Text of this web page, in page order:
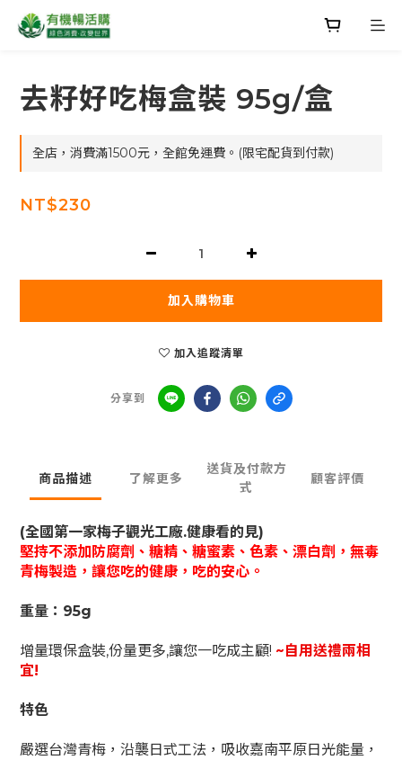
去籽好吃梅盒裝 95g/盒
全店，消費滿1500元，全館免運費。(限宅配貨到付款)
NT$230
加入購物車
加入追蹤清單
分享到
商品描述 了解更多
送貨及付款方
式
顧客評價
(全國第一家梅子觀光工廠.健康看的見)
堅持不添加防腐劑、糖精、糖蜜素、色素、漂白劑，無毒
青梅製造，讓您吃的健康，吃的安心。
重量：95g
增量環保盒裝,份量更多,讓您一吃成主顧! ~自用送禮兩相
宜!
特色
嚴選台灣青梅，沿襲日式工法，吸收嘉南平原日光能量，